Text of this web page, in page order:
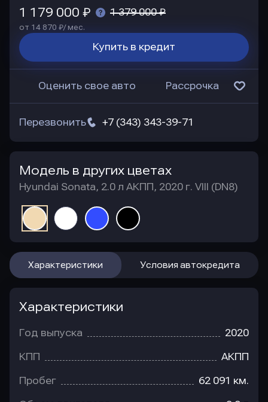
1 179 000 ₽ 1 379 000 ₽
от 14 870 ₽/ мес.
Купить в кредит
Оценить свое авто Рассрочка
+7 (343) 343-39-71
Перезвонить
Модель в других цветах
Hyundai Sonata, 2.0 л АКПП, 2020 г. VIII (DN8)
Характеристики Условия автокредита
Характеристики
Год выпуска 2020
КПП АКПП
Пробег 62 091 км.